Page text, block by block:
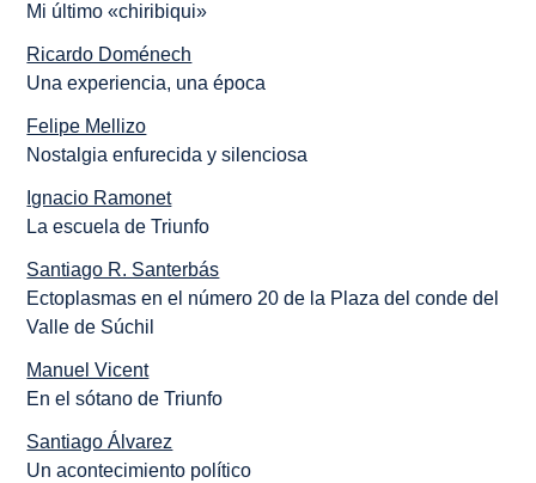
Mi último «chiribiqui»
Ricardo Doménech
Una experiencia, una época
Felipe Mellizo
Nostalgia enfurecida y silenciosa
Ignacio Ramonet
La escuela de Triunfo
Santiago R. Santerbás
Ectoplasmas en el número 20 de la Plaza del conde del
Valle de Súchil
Manuel Vicent
En el sótano de Triunfo
Santiago Álvarez
Un acontecimiento político